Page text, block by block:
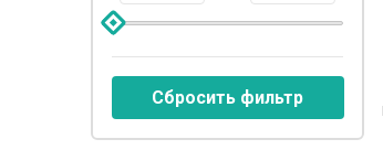
Сбросить фильтр